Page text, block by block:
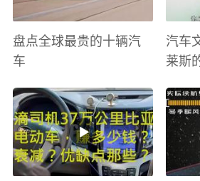
盘点全球最贵的十辆汽
车
汽车
莱斯